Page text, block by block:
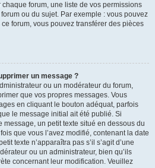
forum, une liste de vos permissions
ou du sujet. Par exemple : vous pouvez
forum, vous pouvez transférer des pièces
un message ?
ou un modérateur du forum,
que vos propres messages. Vous
en cliquant le bouton adéquat, parfois
le message initial ait été publié. Si
message, un petit texte situé en dessous du
que vous l’avez modifié, contenant la date
texte n’apparaîtra pas s’il s’agit d’une
ou un administrateur, bien qu’ils
concernant leur modification. Veuillez